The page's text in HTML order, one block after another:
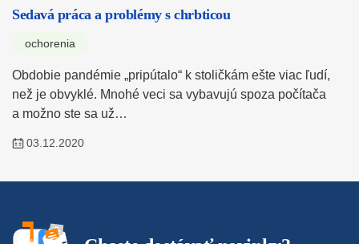
Sedavá práca a problémy s chrbticou
ochorenia
Obdobie pandémie „pripútalo“ k stoličkám ešte viac ľudí,
než je obvyklé. Mnohé veci sa vybavujú spoza počítača
a možno ste sa už…
03.12.2020